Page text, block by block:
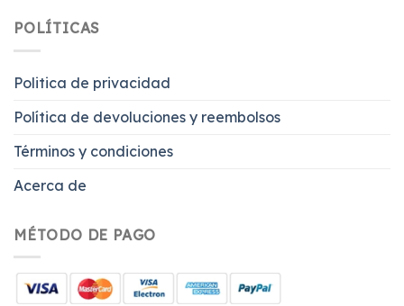
POLÍTICAS
Politica de privacidad
Política de devoluciones y reembolsos
Términos y condiciones
Acerca de
MÉTODO DE PAGO